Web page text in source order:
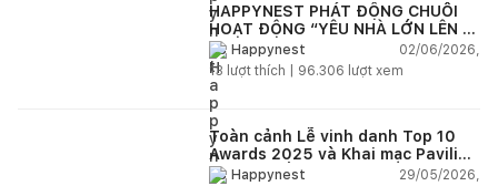
HAPPYNEST PHÁT ĐỘNG CHUỖI
HOẠT ĐỘNG “YÊU NHÀ LỚN LÊN -
HAPPYNEST GROWING HOME”
Happynest
02/06/2026,
13 lượt thích | 96.306 lượt xem
Toàn cảnh Lễ vinh danh Top 10
Awards 2025 và Khai mạc Pavilion
“Dong buồm”
Happynest
29/05/2026,